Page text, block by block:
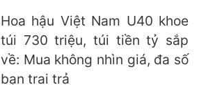
Hoa hậu Việt Nam U40 khoe
túi 730 triệu, túi tiền tỷ sắp
về: Mua không nhìn giá, đa số
bạn trai trả